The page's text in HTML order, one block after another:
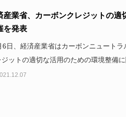
産業省、カーボンクレジットの適
を発表
6日、経済産業省はカーボンニュートラ
ジットの適切な活用のための環境整備